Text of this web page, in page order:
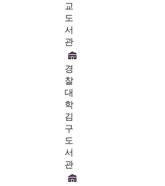
교
도
서
관
경
찰
대
학
김
구
도
서
관